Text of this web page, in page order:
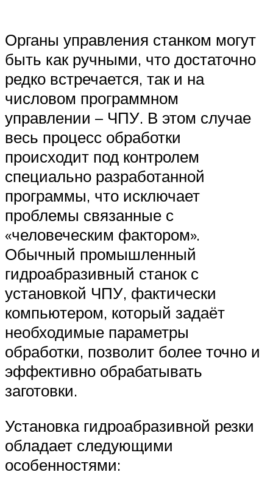
Органы управления станком могут
быть как ручными, что достаточно
редко встречается, так и на
числовом программном
управлении – ЧПУ. В этом случае
весь процесс обработки
происходит под контролем
специально разработанной
программы, что исключает
проблемы связанные с
«человеческим фактором».
Обычный промышленный
гидроабразивный станок с
установкой ЧПУ, фактически
компьютером, который задаёт
необходимые параметры
обработки, позволит более точно и
эффективно обрабатывать
заготовки.
Установка гидроабразивной резки
обладает следующими
особенностями: